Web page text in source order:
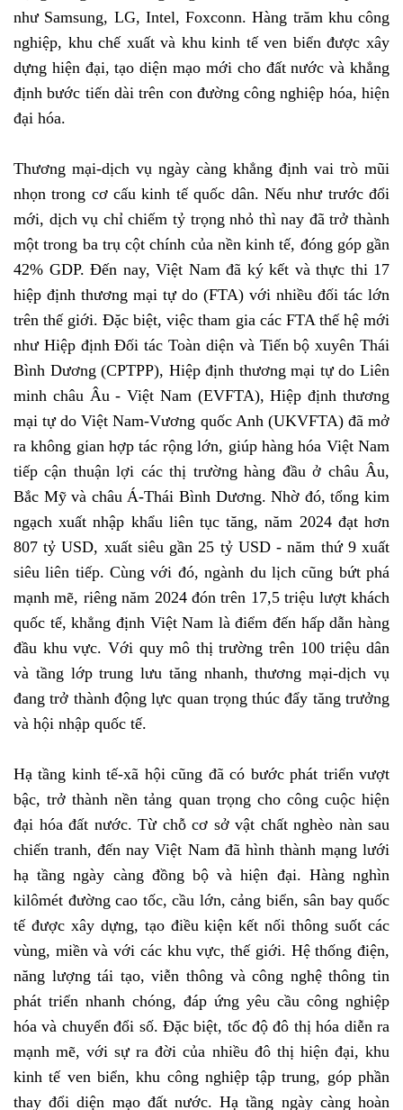
như Samsung, LG, Intel, Foxconn. Hàng trăm khu công
nghiệp, khu chế xuất và khu kinh tế ven biển được xây
dựng hiện đại, tạo diện mạo mới cho đất nước và khẳng
định bước tiến dài trên con đường công nghiệp hóa, hiện
đại hóa.
Thương mại-dịch vụ ngày càng khẳng định vai trò mũi
nhọn trong cơ cấu kinh tế quốc dân. Nếu như trước đổi
mới, dịch vụ chỉ chiếm tỷ trọng nhỏ thì nay đã trở thành
một trong ba trụ cột chính của nền kinh tế, đóng góp gần
42% GDP. Đến nay, Việt Nam đã ký kết và thực thi 17
hiệp định thương mại tự do (FTA) với nhiều đối tác lớn
trên thế giới. Đặc biệt, việc tham gia các FTA thế hệ mới
như Hiệp định Đối tác Toàn diện và Tiến bộ xuyên Thái
Bình Dương (CPTPP), Hiệp định thương mại tự do Liên
minh châu Âu - Việt Nam (EVFTA), Hiệp định thương
mại tự do Việt Nam-Vương quốc Anh (UKVFTA) đã mở
ra không gian hợp tác rộng lớn, giúp hàng hóa Việt Nam
tiếp cận thuận lợi các thị trường hàng đầu ở châu Âu,
Bắc Mỹ và châu Á-Thái Bình Dương. Nhờ đó, tổng kim
ngạch xuất nhập khẩu liên tục tăng, năm 2024 đạt hơn
807 tỷ USD, xuất siêu gần 25 tỷ USD - năm thứ 9 xuất
siêu liên tiếp. Cùng với đó, ngành du lịch cũng bứt phá
mạnh mẽ, riêng năm 2024 đón trên 17,5 triệu lượt khách
quốc tế, khẳng định Việt Nam là điểm đến hấp dẫn hàng
đầu khu vực. Với quy mô thị trường trên 100 triệu dân
và tầng lớp trung lưu tăng nhanh, thương mại-dịch vụ
đang trở thành động lực quan trọng thúc đẩy tăng trưởng
và hội nhập quốc tế.
Hạ tầng kinh tế-xã hội cũng đã có bước phát triển vượt
bậc, trở thành nền tảng quan trọng cho công cuộc hiện
đại hóa đất nước. Từ chỗ cơ sở vật chất nghèo nàn sau
chiến tranh, đến nay Việt Nam đã hình thành mạng lưới
hạ tầng ngày càng đồng bộ và hiện đại. Hàng nghìn
kilômét đường cao tốc, cầu lớn, cảng biển, sân bay quốc
tế được xây dựng, tạo điều kiện kết nối thông suốt các
vùng, miền và với các khu vực, thế giới. Hệ thống điện,
năng lượng tái tạo, viễn thông và công nghệ thông tin
phát triển nhanh chóng, đáp ứng yêu cầu công nghiệp
hóa và chuyển đổi số. Đặc biệt, tốc độ đô thị hóa diễn ra
mạnh mẽ, với sự ra đời của nhiều đô thị hiện đại, khu
kinh tế ven biển, khu công nghiệp tập trung, góp phần
thay đổi diện mạo đất nước. Hạ tầng ngày càng hoàn